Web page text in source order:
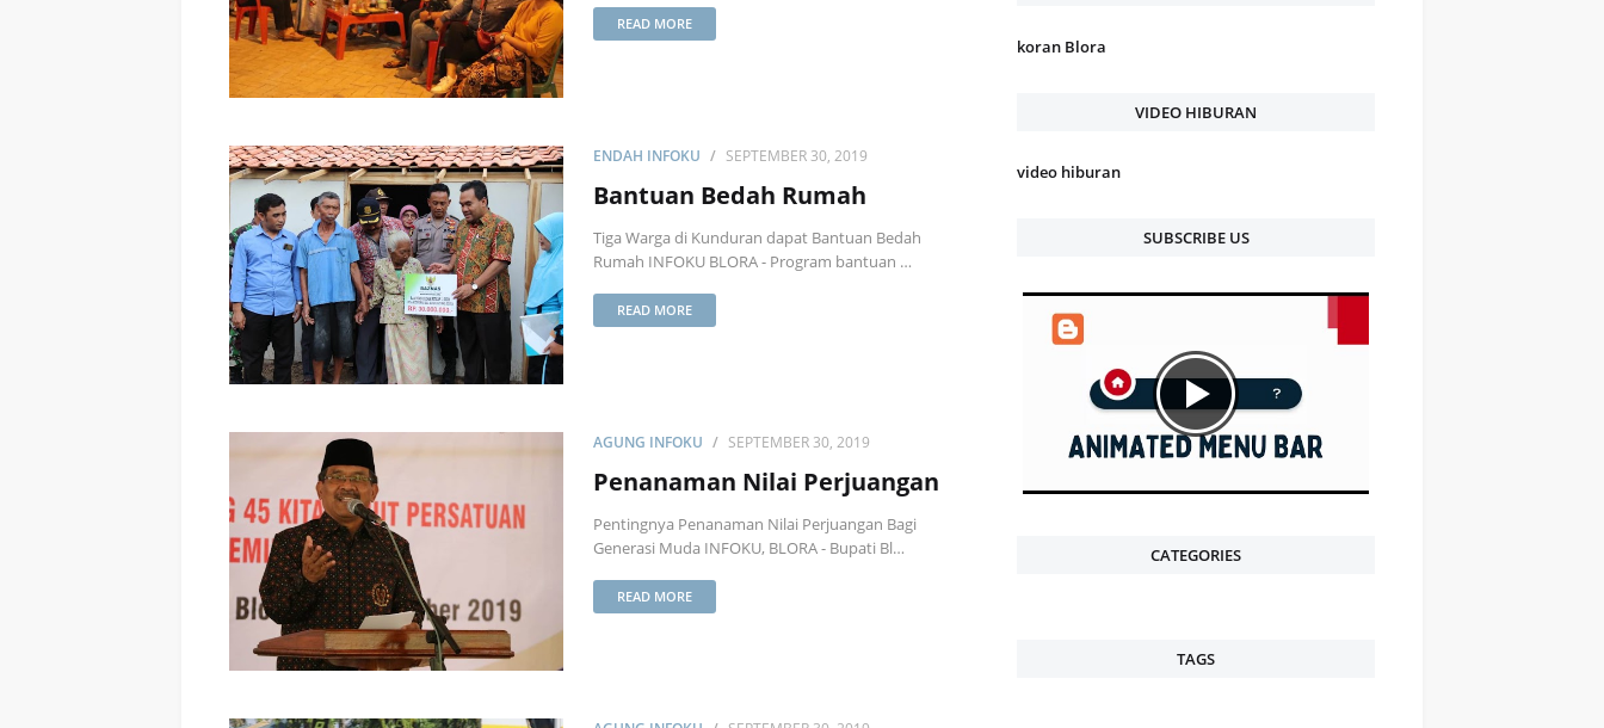
READ MORE
ENDAH INFOKU SEPTEMBER 30, 2019
Bantuan Bedah Rumah
Tiga Warga di Kunduran dapat Bantuan Bedah
Rumah INFOKU BLORA - Program bantuan …
READ MORE
AGUNG INFOKU SEPTEMBER 30, 2019
Penanaman Nilai Perjuangan
Pentingnya Penanaman Nilai Perjuangan Bagi
Generasi Muda INFOKU, BLORA - Bupati Bl…
READ MORE
koran Blora
VIDEO HIBURAN
video hiburan
SUBSCRIBE US
CATEGORIES
TAGS